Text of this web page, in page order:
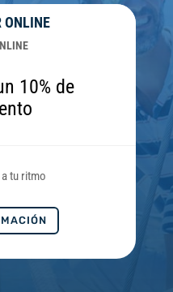
ONLINE
10% de
tu ritmo